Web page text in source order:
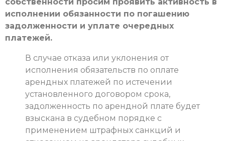
исполнении обязанности по погашению
задолженности и уплате очередных
платежей.
В случае отказа или уклонения от
исполнения обязательств по оплате
арендных платежей по истечении
установленного договором срока,
задолженность по арендной плате будет
взыскана в судебном порядке с
применением штрафных санкций и